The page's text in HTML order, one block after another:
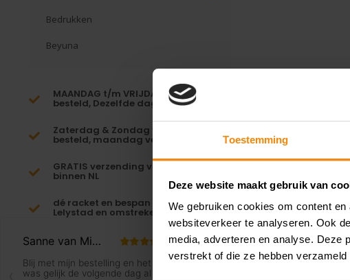
Toestemming
Deze website maakt gebruik van
We gebruiken cookies om content
websiteverkeer te analyseren. Ook
media, adverteren en analyse. Deze
verstrekt of die ze hebben
Bedrukken
Beyuna
MAANDAG t/m VRIJDAG voor 16:00
besteld, Dezelfde dag verzonden!*
Zaterdag & Zondag voor 23:59
besteld, maandag verzonden!
GRATIS verzending vanaf €65,-
binnen NL
dé racket en bespan specialist van
Lelystad en omstreken